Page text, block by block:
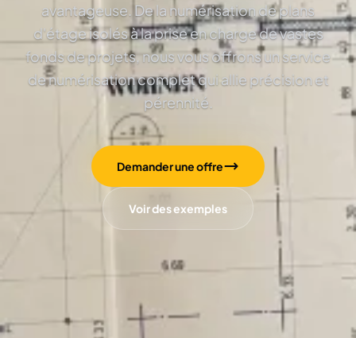
avantageuse. De la numérisation de plans
d'étage isolés à la prise en charge de vastes
fonds de projets, nous vous offrons un service
de numérisation complet qui allie précision et
pérennité.
Demander une offre
Voir des exemples